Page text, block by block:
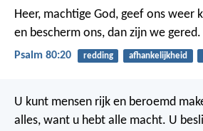
Heer, machtige God, geef ons weer
en bescherm ons, dan zijn we gered.
Psalm 80:20 redding afhankelijkheid
U kunt mensen rijk en beroemd
alles, want u hebt alle macht. U